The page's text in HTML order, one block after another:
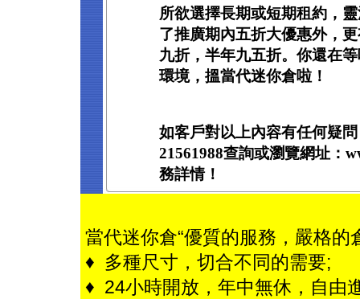
所欲選擇長期或短期租約，
了推廣期內五折大優惠外，
九折，半年九五折。你還在
環境，搵當代迷你倉啦！
如客戶對以上內容有任何疑
21561988查詢或瀏覽網址：
務詳情！
當代迷你倉“優質的服務，嚴格
♦ 多種尺寸，切合不同的需要;
♦ 24小時開放，年中無休，自由